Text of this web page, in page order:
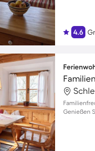
4.6
Genießen